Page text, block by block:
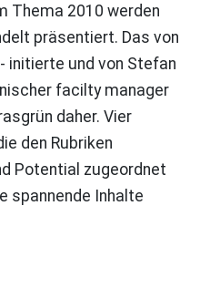
Thema 2010 werden
präsentiert. Das von
- initierte und von Stefan
facilty manager
daher. Vier
den Rubriken
Potential zugeordnet
spannende Inhalte